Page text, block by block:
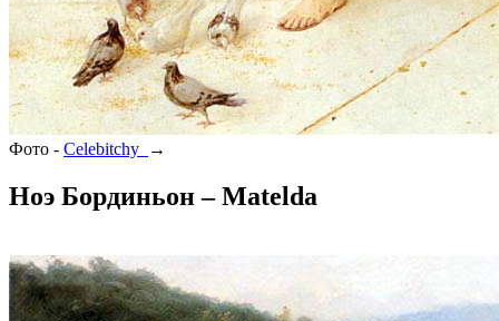
Фото - Celebitchy →
Ноэ Бординьон – Matelda